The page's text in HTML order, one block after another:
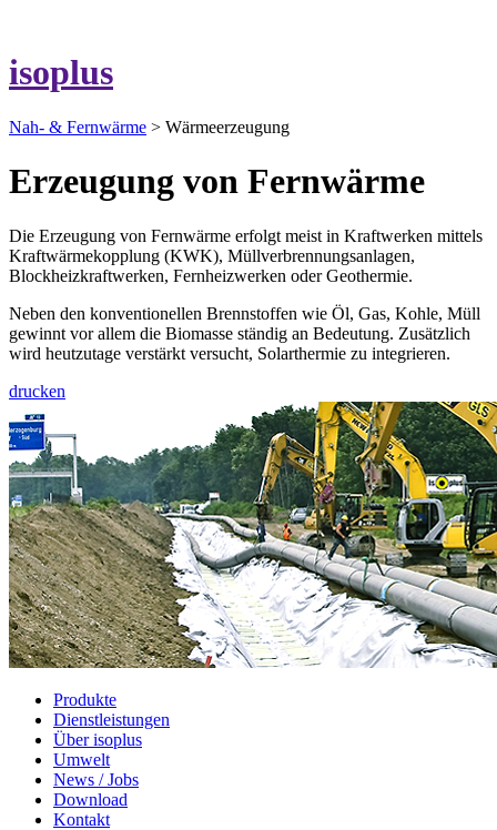
isoplus
Nah- & Fernwärme > Wärmeerzeugung
Erzeugung von Fernwärme
Die Erzeugung von Fernwärme erfolgt meist in Kraftwerken mittels
Kraftwärmekopplung (KWK), Müllverbrennungsanlagen,
Blockheizkraftwerken, Fernheizwerken oder Geothermie.
Neben den konventionellen Brennstoffen wie Öl, Gas, Kohle, Müll
gewinnt vor allem die Biomasse ständig an Bedeutung. Zusätzlich
wird heutzutage verstärkt versucht, Solarthermie zu integrieren.
drucken
Produkte
Dienstleistungen
Über isoplus
Umwelt
News / Jobs
Download
Kontakt